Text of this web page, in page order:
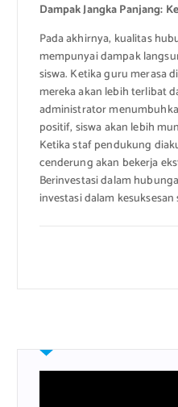
Dampak Jangka Panjang:
Pada akhirnya, kualitas
mempunyai dampak
siswa. Ketika guru merasa
mereka akan lebih terlibat
administrator
positif, siswa akan lebih
Ketika staf pendukung
cenderung akan bekerja
Berinvestasi dalam
investasi dalam kesuksesan